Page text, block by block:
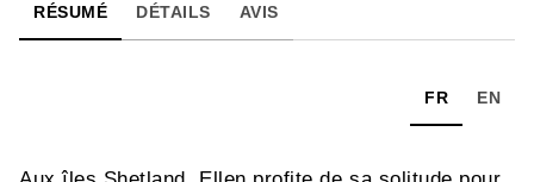
RÉSUMÉ DÉTAILS AVIS
FR EN